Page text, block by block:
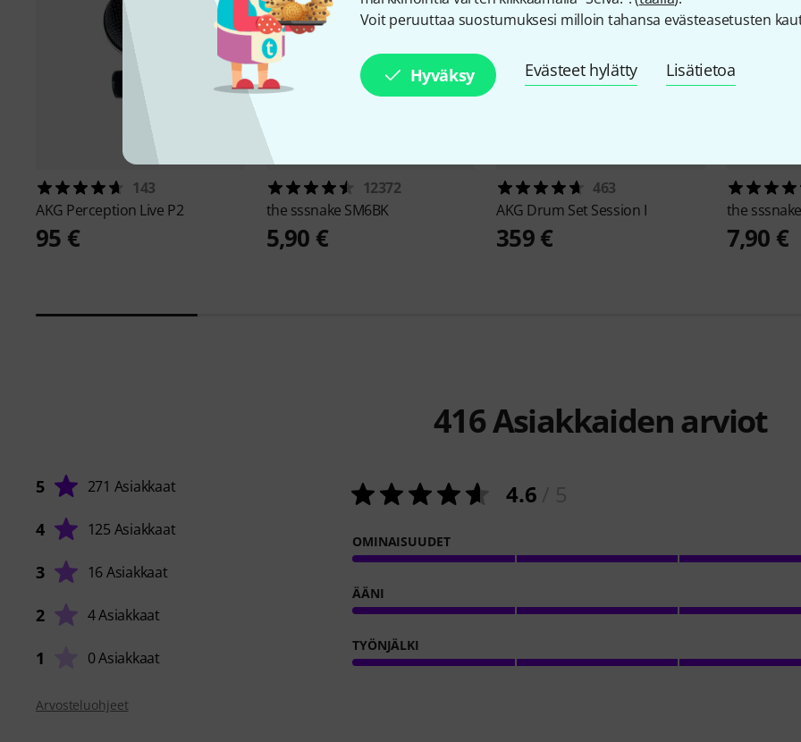
Voit peruuttaa suostumuksesi milloin tahansa evästeasetusten
Hyväksy Evästeet hylätty Lisätietoa
143
AKG Perception Live P2
95 €
12372
the sssnake SM6BK
5,90 €
463
AKG Drum Set Session I
359 €
the sssnake
7,90 €
416Asiakkaiden arviot
5 271 Asiakkaat
4 125 Asiakkaat
3 16 Asiakkaat
2 4 Asiakkaat
1 0 Asiakkaat
4.6
OMINAISUUDET
ÄÄNI
TYÖNJÄLKI
Arvosteluohjeet